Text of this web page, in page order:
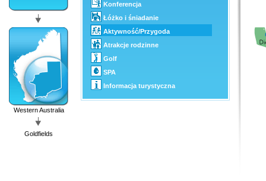
Western Australia
Goldfields
Konferencja
Łóżko i śniadanie
Aktywność/Przygoda
Atrakcje rodzinne
Golf
SPA
Informacja turystyczna